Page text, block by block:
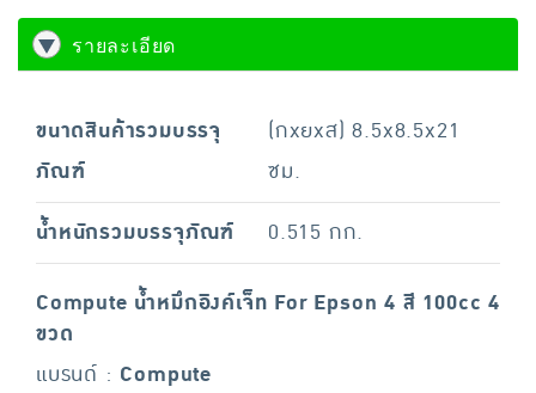
รายละเอียด
ขนาดสินค้ารวมบรรจุ
ภัณฑ์
(กxยxส) 8.5x8.5x21
ซม.
น้ำหนักรวมบรรจุภัณฑ์
0.515 กก.
Compute น้ำหมึกอิงค์เจ็ท For Epson 4 สี 100cc 4
ขวด
แบรนด์ : Compute